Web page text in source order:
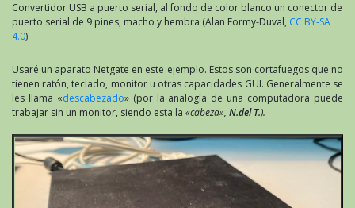
Convertidor USB a puerto serial, al fondo de color blanco un conector de
puerto serial de 9 pines, macho y hembra (Alan Formy-Duval, CC BY-SA
4.0)
Usaré un aparato Netgate en este ejemplo. Estos son cortafuegos que no
tienen ratón, teclado, monitor u otras capacidades GUI. Generalmente se
les llama «descabezado» (por la analogía de una computadora puede
trabajar sin un monitor, siendo esta la «cabeza», N.del T.).